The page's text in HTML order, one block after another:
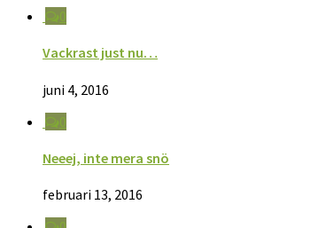
0
Vackrast just nu…
juni 4, 2016
0
Neeej, inte mera snö
februari 13, 2016